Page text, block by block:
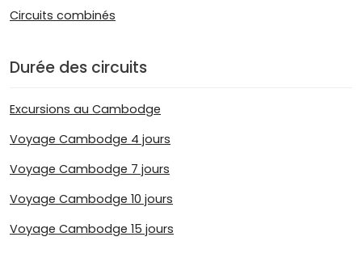
Circuits combinés
Durée des circuits
Excursions au Cambodge
Voyage Cambodge 4 jours
Voyage Cambodge 7 jours
Voyage Cambodge 10 jours
Voyage Cambodge 15 jours